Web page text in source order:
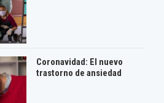
Coronavidad: El nuevo
trastorno de ansiedad